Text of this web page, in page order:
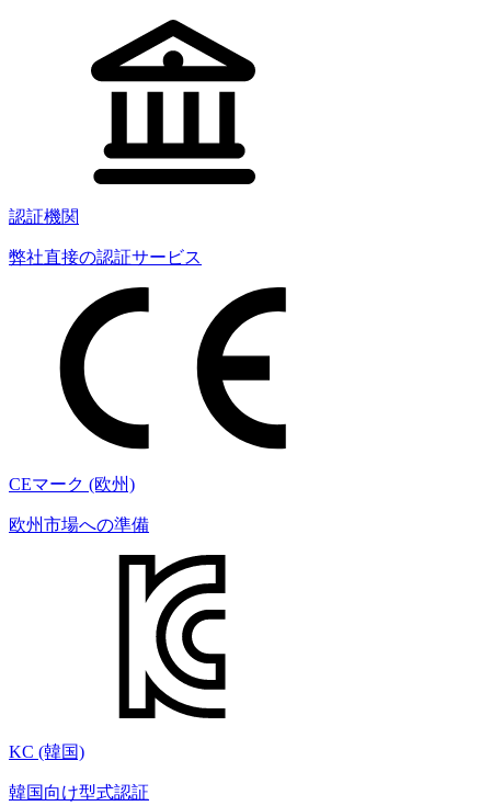
認証機関
弊社直接の認証サービス
CEマーク (欧州)
欧州市場への準備
KC (韓国)
韓国向け型式認証